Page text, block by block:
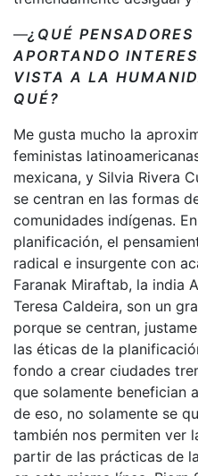
—¿QUÉ
APORTANDO
VISTA A LA
QUÉ?
Me gusta mucho la
feministas
mexicana, y Silvia Rivera
se centran en las formas
comunidades indígenas.
planificación, el
radical e insurgente con
Faranak Miraftab, la india
Teresa Caldeira, son un
porque se centran,
las éticas de la
fondo a crear ciudades
que solamente benefician
de eso, no solamente se
también nos permiten ver
partir de las prácticas de